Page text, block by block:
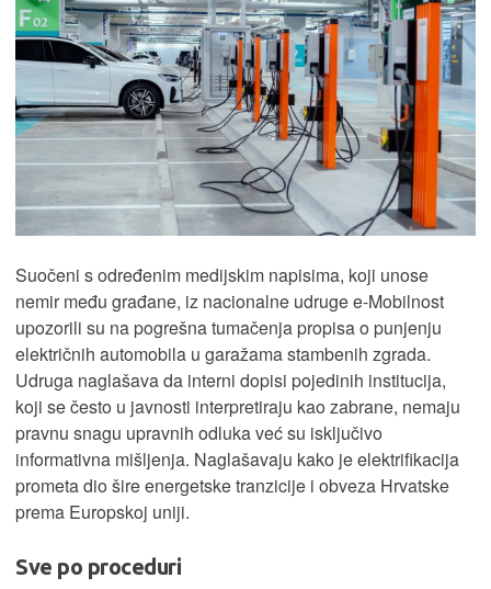
Suočeni s određenim medijskim napisima, koji unose
nemir među građane, iz nacionalne udruge e-Mobilnost
upozorili su na pogrešna tumačenja propisa o punjenju
električnih automobila u garažama stambenih zgrada.
Udruga naglašava da interni dopisi pojedinih institucija,
koji se često u javnosti interpretiraju kao zabrane, nemaju
pravnu snagu upravnih odluka već su isključivo
informativna mišljenja. Naglašavaju kako je elektrifikacija
prometa dio šire energetske tranzicije i obveza Hrvatske
prema Europskoj uniji.
Sve po proceduri